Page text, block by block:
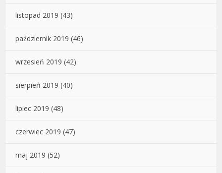
listopad 2019 (43)
październik 2019 (46)
wrzesień 2019 (42)
sierpień 2019 (40)
lipiec 2019 (48)
czerwiec 2019 (47)
maj 2019 (52)